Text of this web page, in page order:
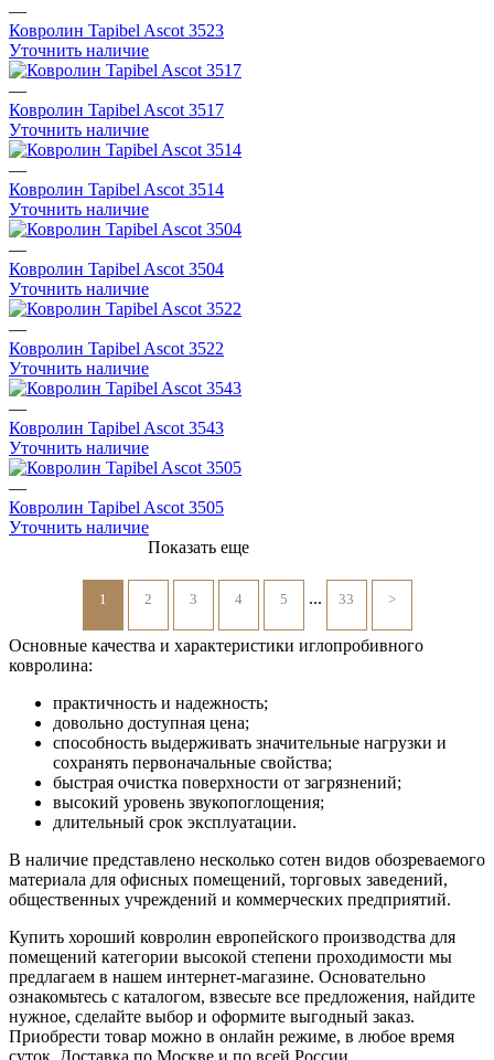
—
Ковролин Tapibel Ascot 3523
Уточнить наличие
—
Ковролин Tapibel Ascot 3517
Уточнить наличие
—
Ковролин Tapibel Ascot 3514
Уточнить наличие
—
Ковролин Tapibel Ascot 3504
Уточнить наличие
—
Ковролин Tapibel Ascot 3522
Уточнить наличие
—
Ковролин Tapibel Ascot 3543
Уточнить наличие
—
Ковролин Tapibel Ascot 3505
Уточнить наличие
Показать еще
1 2 3 4 5 ... 33 >
Основные качества и характеристики иглопробивного
ковролина:
практичность и надежность;
довольно доступная цена;
способность выдерживать значительные нагрузки и
сохранять первоначальные свойства;
быстрая очистка поверхности от загрязнений;
высокий уровень звукопоглощения;
длительный срок эксплуатации.
В наличие представлено несколько сотен видов обозреваемого
материала для офисных помещений, торговых заведений,
общественных учреждений и коммерческих предприятий.
Купить хороший ковролин европейского производства для
помещений категории высокой степени проходимости мы
предлагаем в нашем интернет-магазине. Основательно
ознакомьтесь с каталогом, взвесьте все предложения, найдите
нужное, сделайте выбор и оформите выгодный заказ.
Приобрести товар можно в онлайн режиме, в любое время